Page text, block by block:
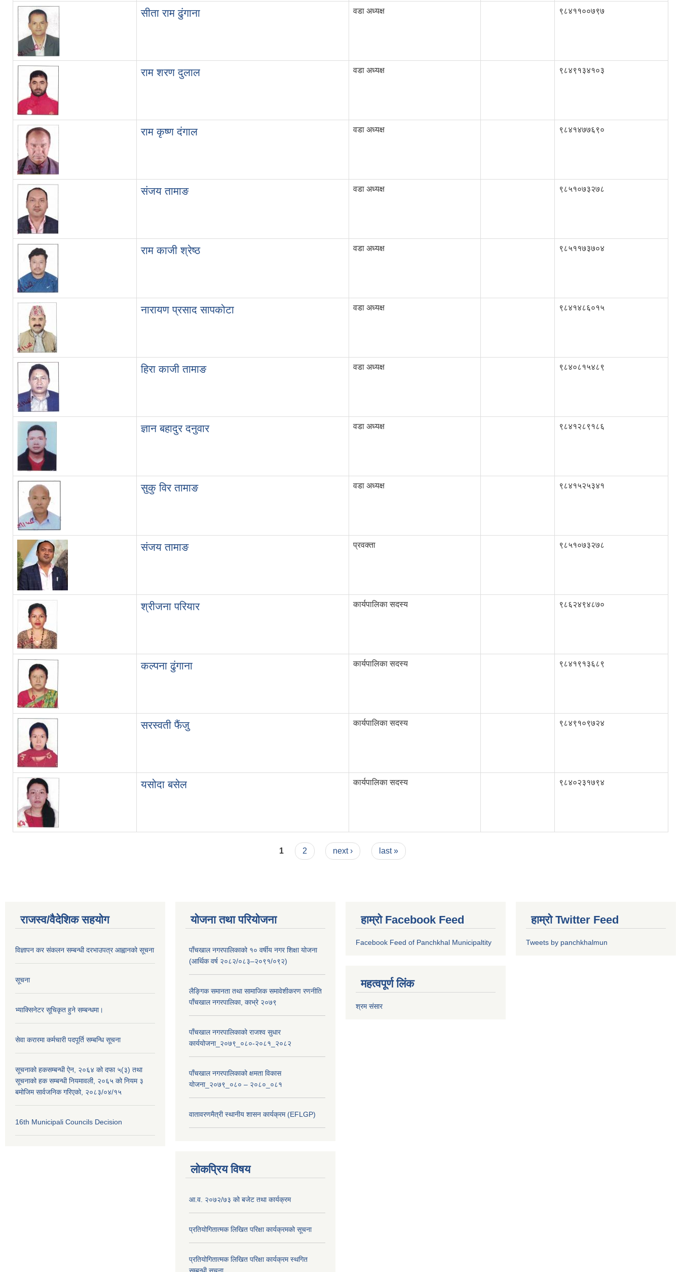
सीता राम ढुंगाना वडा अध्यक्ष ९८४११००७९७
राम शरण दुलाल वडा अध्यक्ष ९८४९१३४१०३
राम कृष्ण दंगाल वडा अध्यक्ष ९८४१४७७६९०
संजय तामाङ वडा अध्यक्ष ९८५१०७३२७८
राम काजी श्रेष्ठ वडा अध्यक्ष ९८५११७३७०४
नारायण प्रसाद सापकोटा वडा अध्यक्ष ९८४१४८६०१५
हिरा काजी तामाङ वडा अध्यक्ष ९८४०८१५४८९
ज्ञान बहादुर दनुवार वडा अध्यक्ष ९८४१२८९१८६
सुकु विर तामाङ वडा अध्यक्ष ९८४१५२५३४१
संजय तामाङ प्रवक्ता ९८५१०७३२७८
श्रीजना परियार कार्यपालिका सदस्य ९८६२४९४८७०
कल्पना ढुंगाना कार्यपालिका सदस्य ९८४१९१३६८९
सरस्वती फैंजु कार्यपालिका सदस्य ९८४९१०९७२४
यसोदा बसेल कार्यपालिका सदस्य ९८४०२३१७९४
1 2 next › last »
राजस्व/वैदेशिक सहयोग
विज्ञापन कर संकलन सम्बन्धी दरभाउपत्र आह्वानको सूचना
सूचना
भ्याक्सिनेटर सूचिकृत हुने सम्बन्धमा।
सेवा करारमा कर्मचारी पदपूर्ति सम्बन्धि सूचना
सूचनाको हकसम्बन्धी ऐन, २०६४ को दफा ५(३) तथा
सूचनाको हक सम्बन्धी नियमावली, २०६५ को नियम ३
बमोजिम सार्वजनिक गरिएको, २०८३/०४/१५
16th Municipali Councils Decision
योजना तथा परियोजना
पाँचखाल नगरपालिकाको १० वर्षीय नगर शिक्षा योजना
(आर्थिक वर्ष २०८२/०८३–२०९१/०९२)
लैङ्गिक समानता तथा सामाजिक समावेशीकरण रणनीति
पाँचखाल नगरपालिका, काभ्रे २०७९
पाँचखाल नगरपालिकाको राजश्व सुधार
कार्ययोजना_२०७९_०८०-२०८१_२०८२
पाँचखाल नगरपालिकाको क्षमता विकास
योजना_२०७९_०८० – २०८०_०८१
वातावरणमैत्री स्थानीय शासन कार्यक्रम (EFLGP)
लोकप्रिय विषय
आ.व. २०७२/७३ को बजेट तथा कार्यक्रम
प्रतियोगितात्मक लिखित परिक्षा कार्यक्रमको सूचना
प्रतियोगितात्मक लिखित परिक्षा कार्यक्रम स्थगित
सम्बन्धी सूचना
हाम्रो Facebook Feed
Facebook Feed of Panchkhal Municipaltity
महत्वपूर्ण लिंक
श्रम संसार
हाम्रो Twitter Feed
Tweets by panchkhalmun